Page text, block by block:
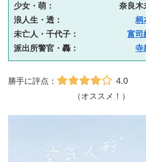
少女・萌：　　　　　　　　奈良木
浪人生・透： 柄
未亡人・千代子： 富司
派出所警官・轟： 寺
勝手に評点： 4.0
（オススメ！）